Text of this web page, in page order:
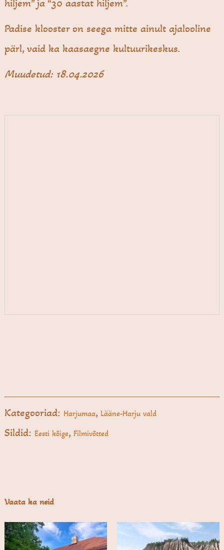
hiljem” ja “30 aastat hiljem”.
Padise klooster on seega mitte ainult ajalooline
pärl, vaid ka kaasaegne kultuurikeskus.
Muudetud: 18.04.2026
Kategooriad: Harjumaa, Lääne-Harju vald
Sildid:Eesti kõige,Filmivõtted
Vaata ka neid